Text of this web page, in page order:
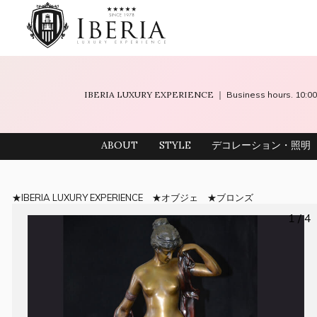
IBERIA LUXURY EXPERIENCE ｜ Business hours.
ABOUT STYLE デコレーション・照明
IBERIA LUXURY EXPERIENCE オブジェ ブロンズ
1 / 4